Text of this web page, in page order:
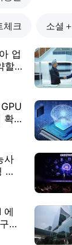
체크 소셜＋
업
할
확
사
효
에
축